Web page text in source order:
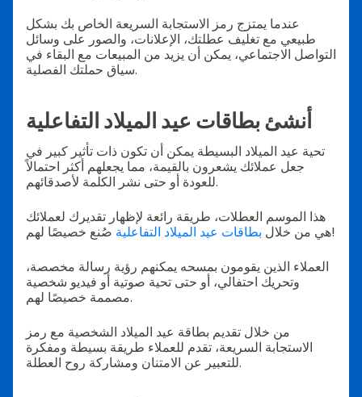
عندما يمتزج رمز الاستجابة السريعة الخاص بك بشكل
طبيعي مع تغليف عطلتك، الإعلانات، والصور على وسائل
التواصل الاجتماعي، يمكن أن يزيد من المبيعات مع البقاء في
سياق حملتك الفصلية.
أنشئ بطاقات عيد الميلاد التفاعلية
تحية عيد الميلاد البسيطة يمكن أن تكون ذات تأثير كبير في
جعل عملائك يشعرون بالقيمة، مما يجعلهم أكثر احتمالاً
للعودة أو حتى نشر الكلمة لأصدقائهم.
هذا الموسم العطلات، طريقة رائعة لإظهار تقديرك لعملائك
هي من خلال بطاقات عيد الميلاد التفاعلية
صُنع خصيصًا لهم!
العملاء الذين يقومون بمسحه يمكنهم رؤية رسالة مخصصة،
وتحريك احتفالي، أو حتى تحية صوتية أو فيديو شخصية
مصممة خصيصًا لهم.
من خلال تقديم بطاقة عيد الميلاد الشخصية مع رمز
الاستجابة السريعة، تقدم للعملاء طريقة بسيطة ومفكرة
للتعبير عن الامتنان ومشاركة روح العطلة.